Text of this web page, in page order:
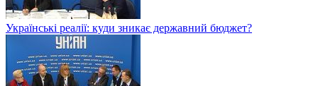
Українські реалії: куди зникає державний бюджет?